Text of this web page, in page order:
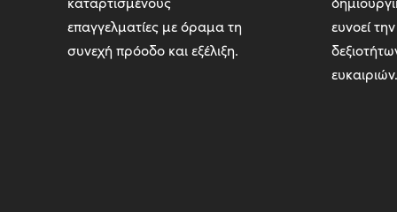
επαγγελματίες με όραμα τη
συνεχή πρόοδο και εξέλιξη.
ευνοεί
ευκαιριών.